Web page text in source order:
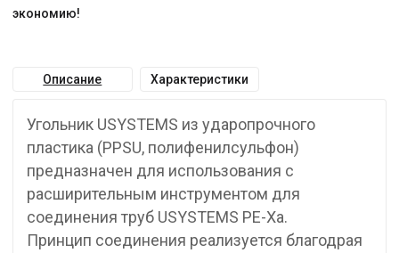
экономию!
Описание Характеристики
Угольник USYSTEMS из ударопрочного
пластика (PPSU, полифенилсульфон)
предназначен для использования с
расширительным инструментом для
соединения труб USYSTEMS PE-Xa.
Принцип соединения реализуется благодрая